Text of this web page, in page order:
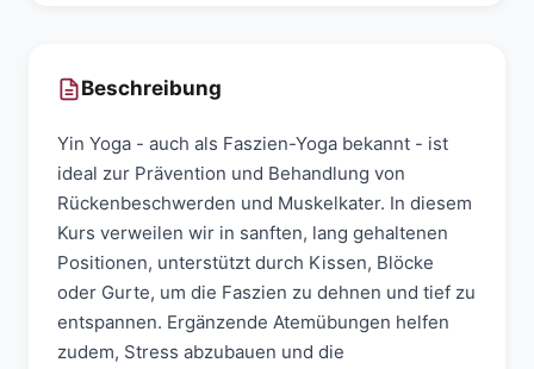
Beschreibung
Yin Yoga - auch als Faszien-Yoga bekannt - ist
ideal zur Prävention und Behandlung von
Rückenbeschwerden und Muskelkater. In diesem
Kurs verweilen wir in sanften, lang gehaltenen
Positionen, unterstützt durch Kissen, Blöcke
oder Gurte, um die Faszien zu dehnen und tief zu
entspannen. Ergänzende Atemübungen helfen
zudem, Stress abzubauen und die